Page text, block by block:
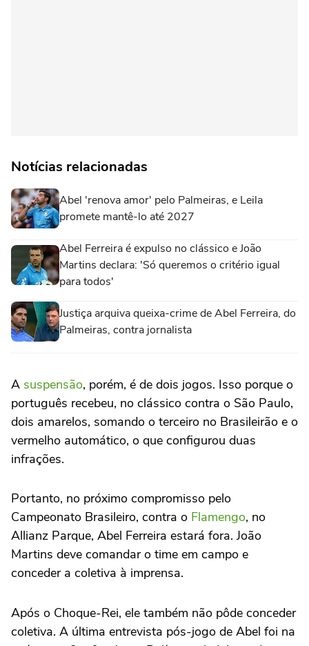
Notícias relacionadas
Abel 'renova amor' pelo Palmeiras, e Leila
promete mantê-lo até 2027
Abel Ferreira é expulso no clássico e João
Martins declara: 'Só queremos o critério igual
para todos'
Justiça arquiva queixa-crime de Abel Ferreira, do
Palmeiras, contra jornalista
A suspensão, porém, é de dois jogos. Isso porque o
português recebeu, no clássico contra o São Paulo,
dois amarelos, somando o terceiro no Brasileirão e o
vermelho automático, o que configurou duas
infrações.
Portanto, no próximo compromisso pelo
Campeonato Brasileiro, contra o Flamengo, no
Allianz Parque, Abel Ferreira estará fora. João
Martins deve comandar o time em campo e
conceder a coletiva à imprensa.
Após o Choque-Rei, ele também não pôde conceder
coletiva. A última entrevista pós-jogo de Abel foi na